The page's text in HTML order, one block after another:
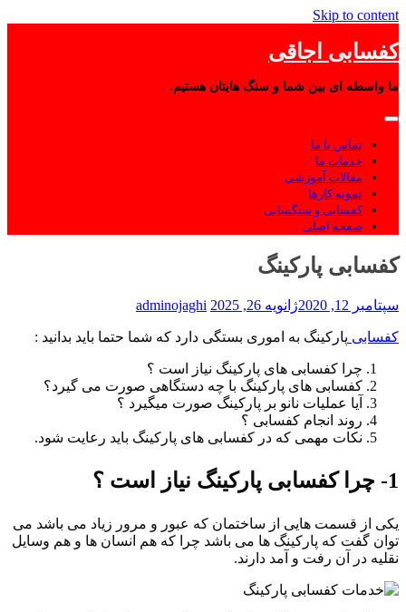
Skip to content
کفسابی اجاقی
ما واسطه ای بین شما و سنگ هایتان هستیم.
تماس با ما
خدمات ما
مقالات آموزشی
نمونه کارها
کفسابی و سنگسابی
صفحه اصلی
کفسابی پارکینگ
سپتامبر 12, 2020 ژانویه 26, 2025 adminojaghi
کفسابی پارکینگ به اموری بستگی دارد که شما حتما باید بدانید :
چرا کفسابی های پارکینگ نیاز است ؟
کفسابی های پارکینگ با چه دستگاهی صورت می گیرد؟
آیا عملیات نانو بر پارکینگ صورت میگیرد ؟
روند انجام کفسابی ؟
نکات مهمی که در کفسابی های پارکینگ باید رعایت شود.
1- چرا کفسابی پارکینگ نیاز است ؟
یکی از قسمت هایی از ساختمان که عبور و مرور زیاد می باشد می
توان گفت که پارکینگ ها می باشد چرا که هم انسان ها و هم وسایل
نقلیه در آن رفت و آمد دارند.